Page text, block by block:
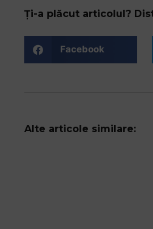
Ți-a plăcut articolul?
Facebook
Alte articole similare: